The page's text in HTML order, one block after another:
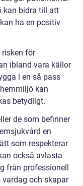
kan bidra till att
ha en positiv
risken för
ibland vara källor
i en så pass
kan
betydligt.
de som befinner
en
som respekterar
också avlasta
från professionell
och skapar